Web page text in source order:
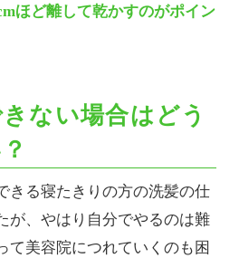
ほど離して乾かすのがポイン
ない場合はどう
きる寝たきりの方の洗髪の仕
が、やはり自分でやるのは難
て美容院につれていくのも困